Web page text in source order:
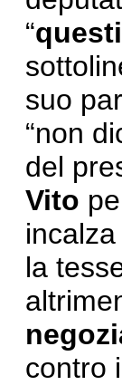
“
suo
“non
del
Vito
la
contro